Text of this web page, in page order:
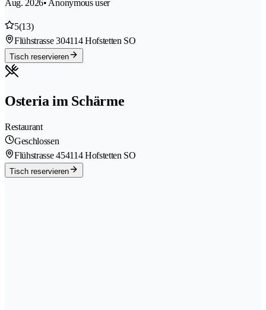
Aug. 2026• Anonymous user
5(13)
Flühstrasse 304114 Hofstetten SO
Tisch reservieren
Osteria im Schärme
Restaurant
Geschlossen
Flühstrasse 454114 Hofstetten SO
Tisch reservieren